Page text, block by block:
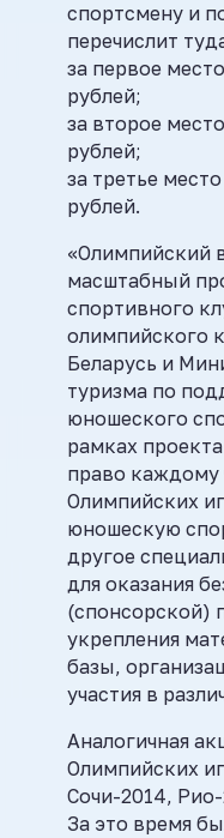
спортсмену и
перечислит
за первое
рублей;
за второе
рублей;
за третье
рублей.
«Олимпийский
масштабный
спортивного
олимпийского
Беларусь и
туризма по
юношеского
рамках
право каждому
Олимпийских
юношескую
другое
для оказания
(спонсорской)
укрепления
базы,
участия в
Аналогичная
Олимпийских
Сочи-2014,
За это время